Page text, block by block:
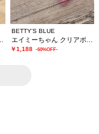
BETTY'S BLUE
￥1,188 -60%OFF-